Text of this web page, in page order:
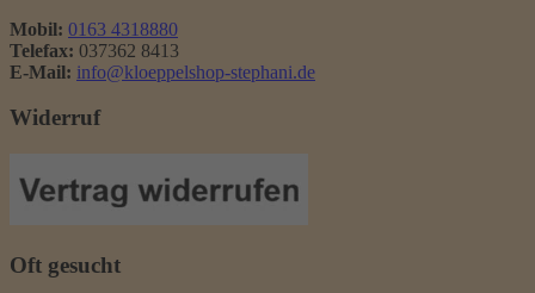
Mobil: 0163 4318880
Telefax: 037362 8413
E-Mail: info@kloeppelshop-stephani.de
Widerruf
Oft gesucht